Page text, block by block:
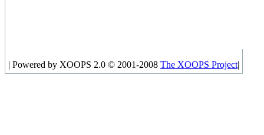
| Powered by XOOPS 2.0 © 2001-2008 The XOOPS Project|